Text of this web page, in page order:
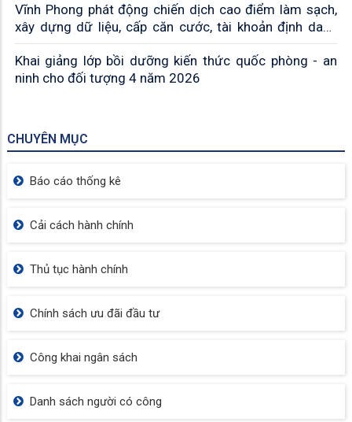
Vĩnh Phong phát động chiến dịch cao điểm làm sạch,
xây dựng dữ liệu, cấp căn cước, tài khoản định danh
điện tử và triển khai sổ sức khỏe điện tử
Khai giảng lớp bồi dưỡng kiến thức quốc phòng - an
ninh cho đối tượng 4 năm 2026
CHUYÊN MỤC
Báo cáo thống kê
Cải cách hành chính
Thủ tục hành chính
Chính sách ưu đãi đầu tư
Công khai ngân sách
Danh sách người có công